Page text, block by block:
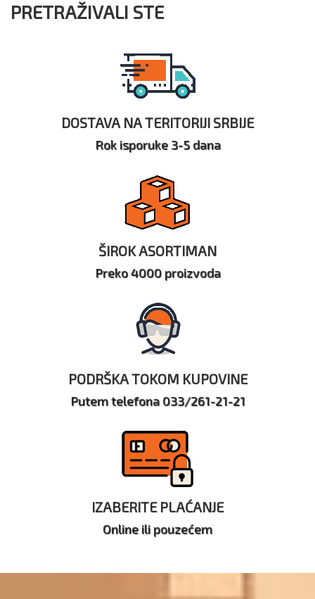
PRETRAŽIVALI STE
DOSTAVA NA TERITORIJI SRBIJE
Rok isporuke 3-5 dana
ŠIROK ASORTIMAN
Preko 4000 proizvoda
PODRŠKA TOKOM KUPOVINE
Putem telefona 033/261-21-21
IZABERITE PLAĆANJE
Online ili pouzećem